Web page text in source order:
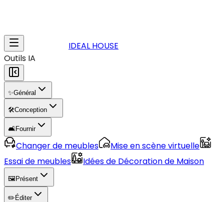
IDEAL HOUSE
Outils IA
✨Général
🛠️Conception
🛋️Fournir
Changer de meubles
Mise en scène virtuelle
Essai de meubles
Idées de Décoration de Maison
🖼️ Présent
✏️ Éditer